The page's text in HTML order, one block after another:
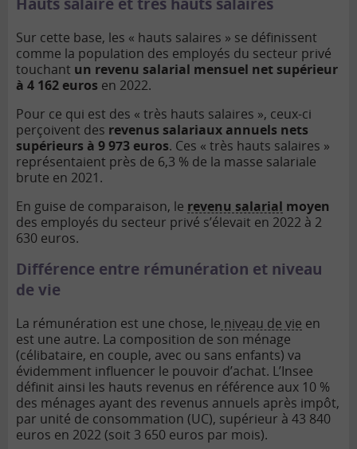
Hauts salaire et très hauts salaires
Sur cette base, les « hauts salaires » se définissent
comme la population des employés du secteur privé
touchant un revenu salarial mensuel net supérieur
à 4 162 euros en 2022.
Pour ce qui est des « très hauts salaires », ceux-ci
perçoivent des revenus salariaux annuels nets
supérieurs à 9 973 euros. Ces « très hauts salaires »
représentaient près de 6,3 % de la masse salariale
brute en 2021.
En guise de comparaison, le revenu salarial moyen
des employés du secteur privé s’élevait en 2022 à 2
630 euros.
Différence entre rémunération et niveau
de vie
La rémunération est une chose, le niveau de vie en
est une autre. La composition de son ménage
(célibataire, en couple, avec ou sans enfants) va
évidemment influencer le pouvoir d’achat. L’Insee
définit ainsi les hauts revenus en référence aux 10 %
des ménages ayant des revenus annuels après impôt,
par unité de consommation (UC), supérieur à 43 840
euros en 2022 (soit 3 650 euros par mois).